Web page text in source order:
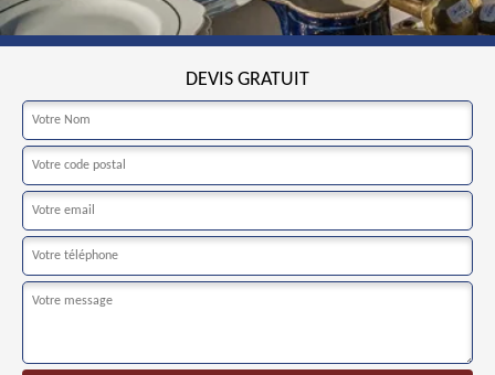
DEVIS GRATUIT